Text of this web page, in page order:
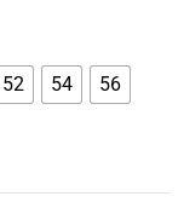
52 54
56